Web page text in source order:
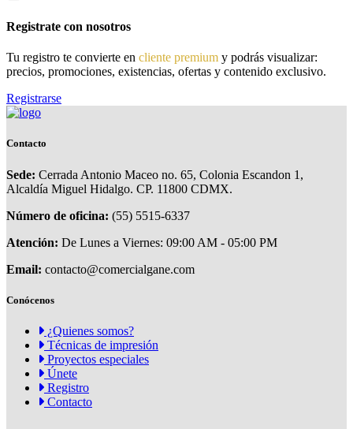
Registrate con nosotros
Tu registro te convierte en cliente premium y podrás visualizar:
precios, promociones, existencias, ofertas y contenido exclusivo.
Registrarse
Contacto
Sede: Cerrada Antonio Maceo no. 65, Colonia Escandon 1,
Alcaldía Miguel Hidalgo. CP. 11800 CDMX.
Número de oficina: (55) 5515-6337
Atención: De Lunes a Viernes: 09:00 AM - 05:00 PM
Email: contacto@comercialgane.com
Conócenos
¿Quienes somos?
Técnicas de impresión
Proyectos especiales
Únete
Registro
Contacto